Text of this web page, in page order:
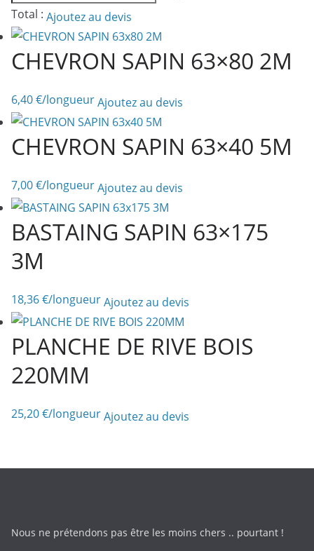
de
MADRIER
75x225
Total : Ajoutez au devis
CHEVRON SAPIN 63×80 2M
6,40€/longueurAjoutez au devis
CHEVRON SAPIN 63×40 5M
7,00€/longueurAjoutez au devis
BASTAING SAPIN 63×175
3M
18,36€/longueurAjoutez au devis
PLANCHE DE RIVE BOIS
220MM
25,20€/longueurAjoutez au devis
Nous ne prétendons pas être les moins chers .. pourtant !